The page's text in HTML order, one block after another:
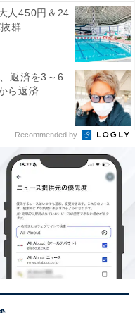
人450円＆24
群...
返済を3～6
ら返済...
Recommended by